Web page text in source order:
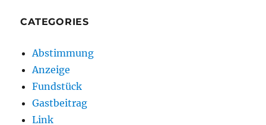
CATEGORIES
Abstimmung
Anzeige
Fundstück
Gastbeitrag
Link